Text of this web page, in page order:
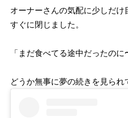
オーナーさんの気配に少しだけ
すぐに閉じました。
「まだ食べてる途中だったの
どうか無事に夢の続きを見られ